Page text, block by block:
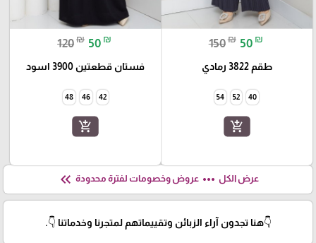
150₪ 50 ₪
طقم 3822 رمادي
40
52
54
add_shopping_cart
120₪ 50 ₪
فستان قطعتين 3900 اسود
42
46
48
add_shopping_cart
عرض الكل more_horiz عروض وخصومات لفترة محدودة keyboard_double_arrow_left
👇هنا تجدون آراء الزبائن وتقييماتهم لمتجرنا وخدماتنا 👇.